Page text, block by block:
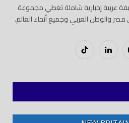
عربية إخبارية شاملة تغطي مجموعة
والوطن العربي وجميع أنحاء العالم.
لينكدود
تيك